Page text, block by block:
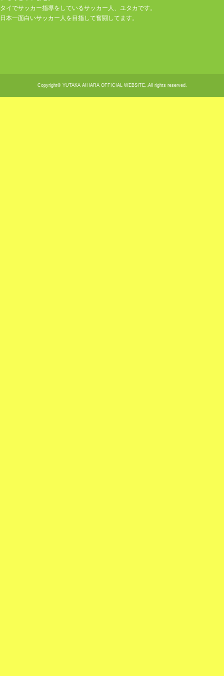
タイでサッカー指導をしているサッカー人、ユタカです。
日本一面白いサッカー人を目指して奮闘してます。
Copyright© YUTAKA AIHARA OFFICIAL WEBSITE..All rights reserved.